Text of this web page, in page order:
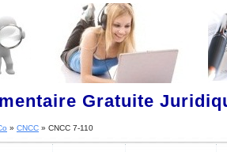
Gratuite
» CNCC » CNCC 7-110